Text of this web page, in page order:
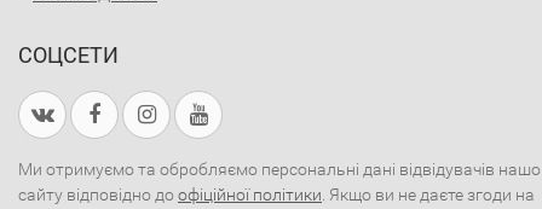
СОЦСЕТИ
Ми отримуємо та обробляємо персональні дані відвідувачів
сайту відповідно до офіційної політики . Якщо ви не даєте згоди на